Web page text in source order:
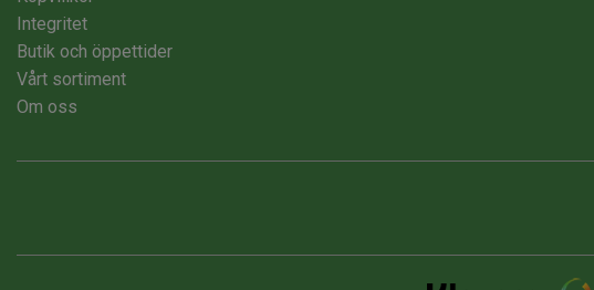
Integritet
Butik och öppettider
Vårt sortiment
Om oss